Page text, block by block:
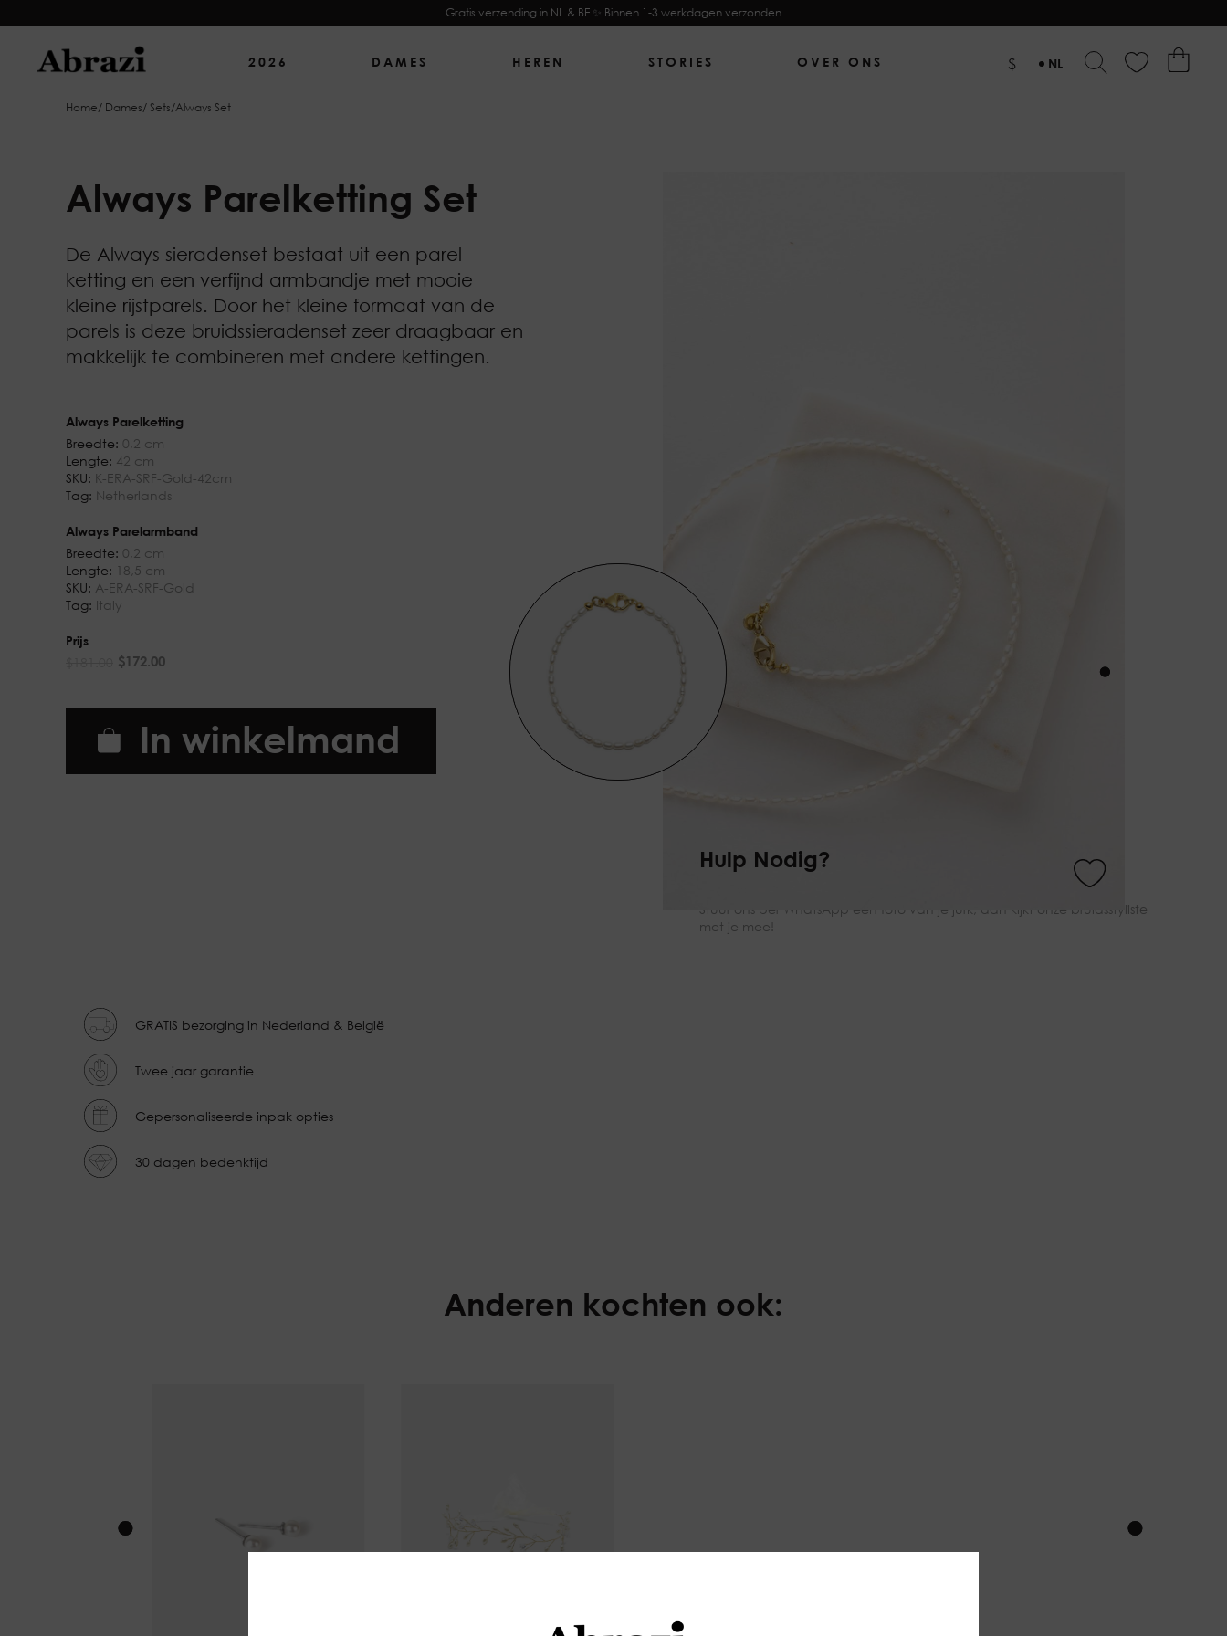
Gratis verzending in NL & BE ✨ Binnen 1-3 werkdagen verzonden
2026 DAMES HEREN STORIES OVER ONS $
NL
Home/ Dames/ Sets/Always Set
Always Parelketting Set
De Always sieradenset bestaat uit een parel
ketting en een verfijnd armbandje met mooie
kleine rijstparels. Door het kleine formaat van de
parels is deze bruidssieradenset zeer draagbaar en
makkelijk te combineren met andere kettingen.
Always Parelketting
Breedte: 0,2 cm
Lengte: 42 cm
SKU: K-ERA-SRF-Gold-42cm
Tag: Netherlands
Always Parelarmband
Breedte: 0,2 cm
Lengte: 18,5 cm
SKU: A-ERA-SRF-Gold
Tag: Italy
Prijs
$172.00
In winkelmand
GRATIS bezorging in Nederland & België
Twee jaar garantie
Gepersonaliseerde inpak opties
30 dagen bedenktijd
Hulp Nodig?
Hulp nodig bij het vinden van sieraden die bij je trouwjurk passen?
Stuur ons per WhatsApp een foto van je jurk, dan kijkt onze bruidsstyliste
met je mee!
Anderen kochten ook: